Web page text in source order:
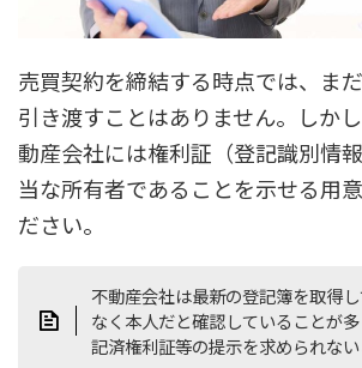
売買契約を締結する時点では、ま
引き渡すことはありません。しか
動産会社には権利証（登記識別情
当な所有者であることを示せる用
ださい。
不動産会社は最新の登記簿を取得
なく本人だと確認していることが
記済権利証等の提示を求められない